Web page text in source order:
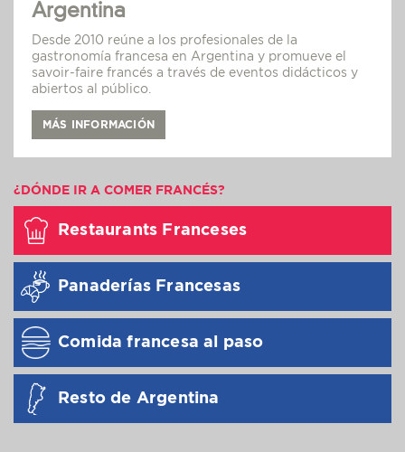
Argentina
Desde 2010 reúne a los profesionales de la
gastronomía francesa en Argentina y promueve el
savoir-faire francés a través de eventos didácticos y
abiertos al público.
MÁS INFORMACIÓN
¿DÓNDE IR A COMER FRANCÉS?
Restaurants Franceses
Panaderías Francesas
Comida francesa al paso
Resto de Argentina